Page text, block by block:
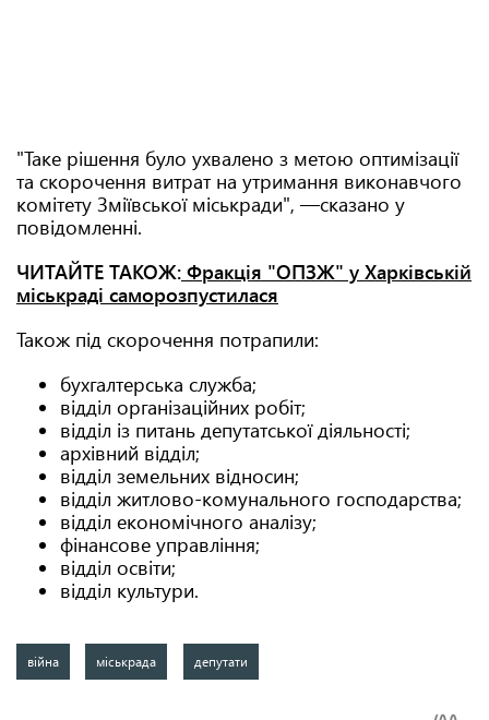
"Таке рішення було ухвалено з метою оптимізації
та скорочення витрат на утримання виконавчого
комітету Зміївської міськради", —сказано у
повідомленні.
ЧИТАЙТЕ ТАКОЖ: Фракція "ОПЗЖ" у Харківській
міськраді саморозпустилася
Також під скорочення потрапили:
бухгалтерська служба;
відділ організаційних робіт;
відділ із питань депутатської діяльності;
архівний відділ;
відділ земельних відносин;
відділ житлово-комунального господарства;
відділ економічного аналізу;
фінансове управління;
відділ освіти;
відділ культури.
війна міськрада депутати